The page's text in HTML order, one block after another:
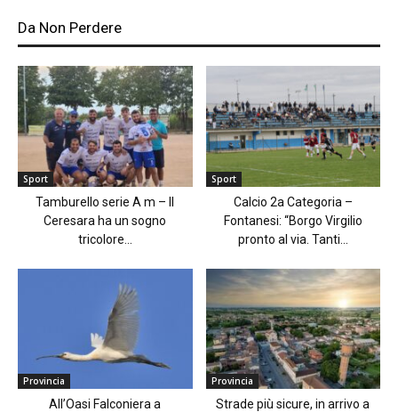
Da Non Perdere
Sport
Tamburello serie A m – Il
Ceresara ha un sogno
tricolore...
Sport
Calcio 2a Categoria –
Fontanesi: “Borgo Virgilio
pronto al via. Tanti...
Provincia
All’Oasi Falconiera a
Provincia
Strade più sicure, in arrivo a